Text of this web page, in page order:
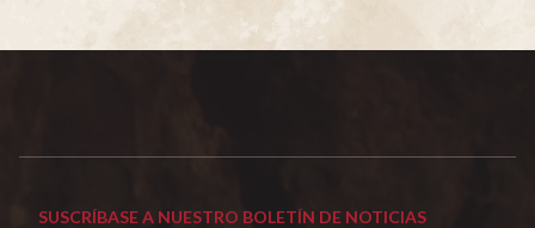
SUSCRÍBASE A NUESTRO BOLETÍN DE NOTICIAS